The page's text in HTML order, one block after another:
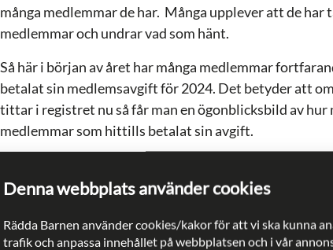
Denna webbplats använder cookies
Rädda Barnen använder cookies/kakor för att vi ska kunna
trafik och anpassa innehållet på webbplatsen och i vår
många medlemmar de har. Många upplever att de har
medlemmar och undrar vad som hänt.
Så här i början av året har många medlemmar
betalat sin medlemsavgift för 2024. Det betyder att
tittar i registret nu så får man en ögonblicksbild av hur
medlemmar som hittills betalat sin avgift.
medlemsaviseringen för att få medlemsavgifterna
hur många medlemmar de har.